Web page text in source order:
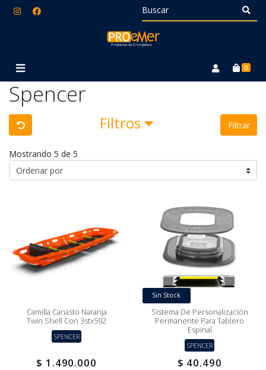
0
Spencer
Filtros Filtrar
Mostrando 5 de 5
Camilla Canasto Naranja
Twin Shell Con 3stx592
SPENCER
$ 1.490.000
Sin Stock
Sistema De Personalización
Permanente Para Tablero
Espinal
SPENCER
$ 40.490